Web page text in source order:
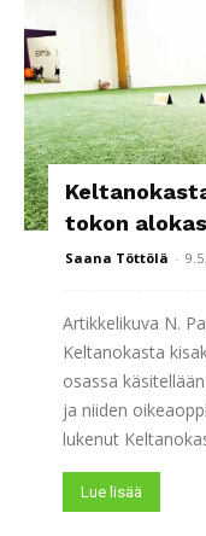
tokon
Saana Töttölä -
Artikkelikuva N.
Keltanokasta
osassa
ja niiden
lukenut
Lue lisää